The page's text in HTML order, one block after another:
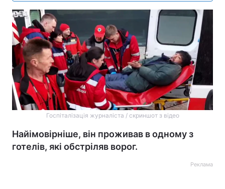
Госпіталізація журналіста / скриншот з відео
Найімовірніше, він проживав в одному з
готелів, які обстріляв ворог.
Реклама